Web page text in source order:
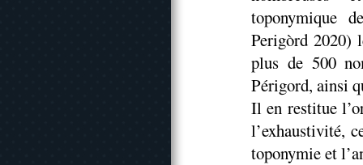
toponymique
Perigòrd 2020)
plus de 500
Périgord, ainsi
Il en restitue
l’exhaustivité,
toponymie et